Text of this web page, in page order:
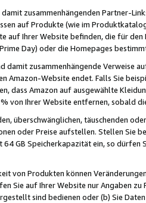
zusammenhängenden Partner-
auf Produkte (wie im
auf Ihrer Website befinden, die für
Day) oder die Homepages
damit zusammenhängende
Amazon-Website endet. Falls Sie
dass Amazon auf ausgewählte
von Ihrer Website entfernen, sobald
überschwänglichen, täuschenden
oder Preise aufstellen. Stellen Sie
GB Speicherkapazität ein, so dürfen
von Produkten können
Sie auf Ihrer Website nur Angaben
sind bedienen oder (b) Sie